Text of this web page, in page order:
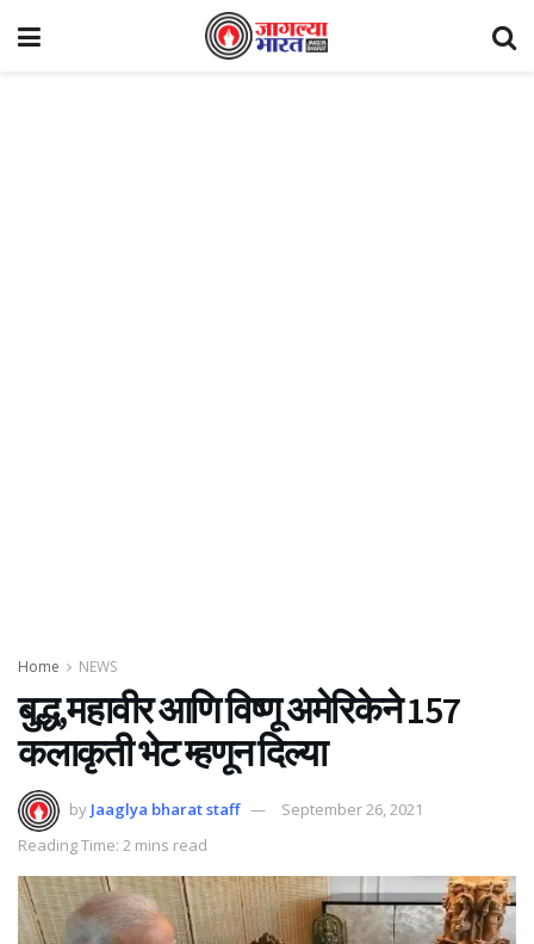
Home NEWS
बुद्ध,महावीर आणि विष्णू अमेरिकेने 157
कलाकृती भेट म्हणून दिल्या
by Jaaglya bharat staff
September 26, 2021
Reading Time: 2 mins read